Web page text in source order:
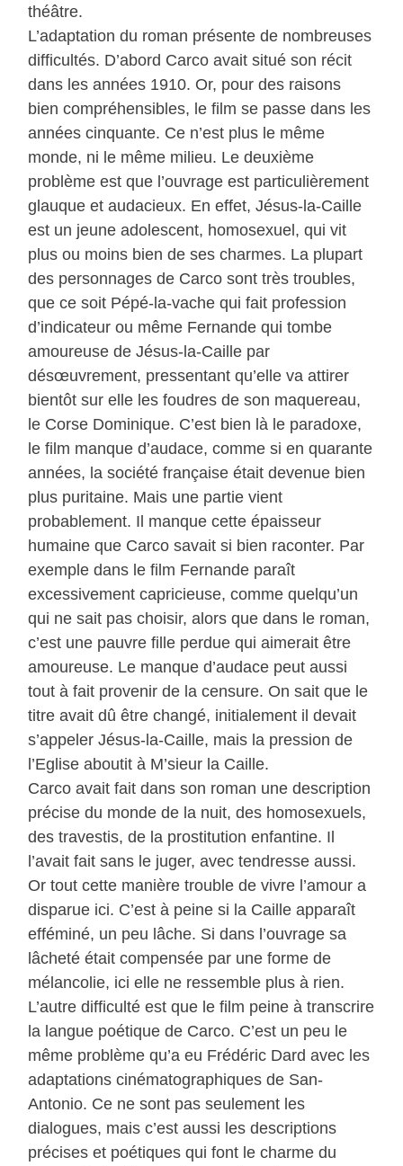
théâtre.
L’adaptation du roman présente de nombreuses
difficultés. D’abord Carco avait situé son récit
dans les années 1910. Or, pour des raisons
bien compréhensibles, le film se passe dans les
années cinquante. Ce n’est plus le même
monde, ni le même milieu. Le deuxième
problème est que l’ouvrage est particulièrement
glauque et audacieux. En effet, Jésus-la-Caille
est un jeune adolescent, homosexuel, qui vit
plus ou moins bien de ses charmes. La plupart
des personnages de Carco sont très troubles,
que ce soit Pépé-la-vache qui fait profession
d’indicateur ou même Fernande qui tombe
amoureuse de Jésus-la-Caille par
désœuvrement, pressentant qu’elle va attirer
bientôt sur elle les foudres de son maquereau,
le Corse Dominique. C’est bien là le paradoxe,
le film manque d’audace, comme si en quarante
années, la société française était devenue bien
plus puritaine. Mais une partie vient
probablement. Il manque cette épaisseur
humaine que Carco savait si bien raconter. Par
exemple dans le film Fernande paraît
excessivement capricieuse, comme quelqu’un
qui ne sait pas choisir, alors que dans le roman,
c’est une pauvre fille perdue qui aimerait être
amoureuse. Le manque d’audace peut aussi
tout à fait provenir de la censure. On sait que le
titre avait dû être changé, initialement il devait
s’appeler Jésus-la-Caille, mais la pression de
l’Eglise aboutit à M’sieur la Caille.
Carco avait fait dans son roman une description
précise du monde de la nuit, des homosexuels,
des travestis, de la prostitution enfantine. Il
l’avait fait sans le juger, avec tendresse aussi.
Or tout cette manière trouble de vivre l’amour a
disparue ici. C’est à peine si la Caille apparaît
efféminé, un peu lâche. Si dans l’ouvrage sa
lâcheté était compensée par une forme de
mélancolie, ici elle ne ressemble plus à rien.
L’autre difficulté est que le film peine à transcrire
la langue poétique de Carco. C’est un peu le
même problème qu’a eu Frédéric Dard avec les
adaptations cinématographiques de San-
Antonio. Ce ne sont pas seulement les
dialogues, mais c’est aussi les descriptions
précises et poétiques qui font le charme du